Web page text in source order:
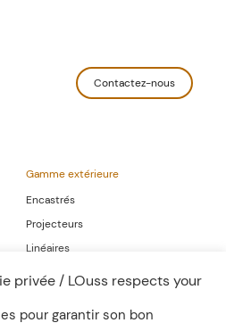
Contactez-nous
Gamme extérieure
Encastrés
Projecteurs
Linéaires
privée / LOuss respects your
pour garantir son bon